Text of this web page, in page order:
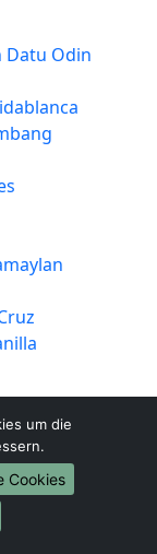
Datu Odin
Martires
um die
Cookies